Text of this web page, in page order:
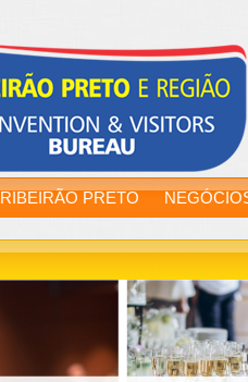
RIBEIRÃO PRETO